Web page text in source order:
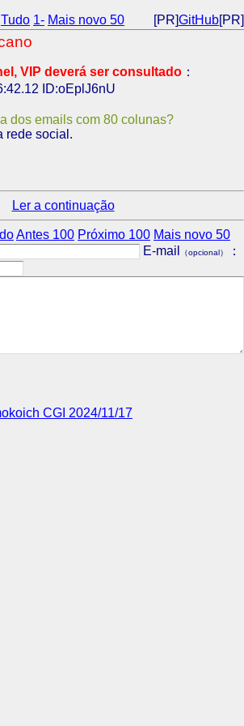
Tudo 1- Mais novo 50 [PR]GitHub[PR]
VIP deverá ser consultado ：
ID:oEplJ6nU
dos emails com 80 colunas?
rede social.
Ler a continuação
Antes 100 Próximo 100 Mais novo 50
E-mail （opcional） ：
CGI 2024/11/17